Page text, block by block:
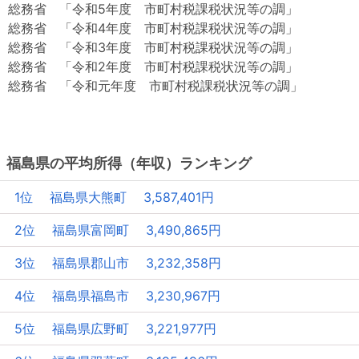
総務省 「令和5年度 市町村税課税状況等の調」
総務省 「令和4年度 市町村税課税状況等の調」
総務省 「令和3年度 市町村税課税状況等の調」
総務省 「令和2年度 市町村税課税状況等の調」
総務省 「令和元年度 市町村税課税状況等の調」
福島県の平均所得（年収）ランキング
1位 福島県大熊町 3,587,401円
2位 福島県富岡町 3,490,865円
3位 福島県郡山市 3,232,358円
4位 福島県福島市 3,230,967円
5位 福島県広野町 3,221,977円